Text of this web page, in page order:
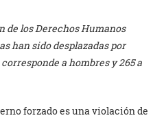
de los Derechos Humanos
han sido desplazadas por
a hombres y 265 a
forzado es una violación de